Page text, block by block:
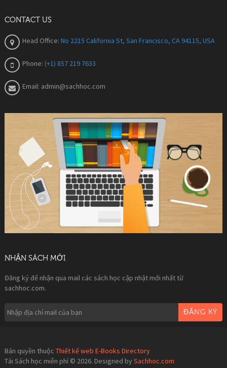
CONTACT US
Head Office: No 2215 California St, San Francisco, CA 94115, USA
Phone: (+1) 857 219 7633
Email: admin@sachhoc.com
NHẬN SÁCH MỚI
Đăng ký để nhận qua mail các sách học cập nhật mới nhất từ
sachhoc.com.
ĐĂNG KÝ
Bản quyền thuộc Thiết kế web E-Books Directory
Tải Sách học miễn phí © 2026. Designed by Sachhoc.com